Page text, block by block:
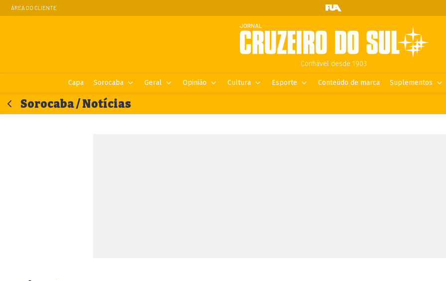
ÁREA DO CLIENTE
Confiável desde 1903.
Capa Sorocaba Geral Opinião Cultura Esporte Conteúdo de marca Suplementos
Sorocaba / Notícias